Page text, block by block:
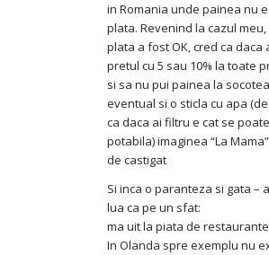
in Romania unde painea nu
plata. Revenind la cazul
plata a fost OK, cred ca daca
pretul cu 5 sau 10% la toate
si sa nu pui painea la
eventual si o sticla cu apa
ca daca ai filtru e cat se
potabila) imaginea “La
de castigat
Si inca o paranteza si gata –
lua ca pe un sfat:
ma uit la piata de
In Olanda spre exemplu nu